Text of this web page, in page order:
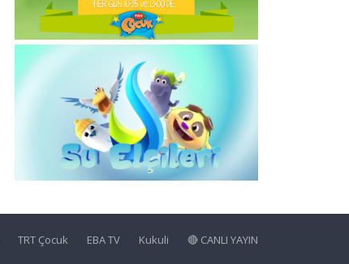
TRT Çocuk EBA TV Kukuli 🔴 CANLI YAYIN